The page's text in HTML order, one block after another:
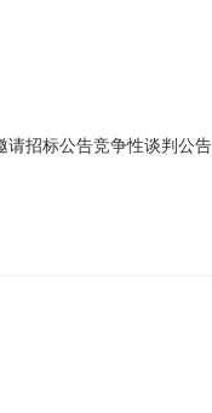
招标公告竞争性谈判公
4530926JH202000127项